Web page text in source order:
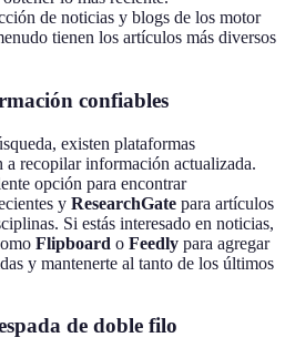
de noticias y blogs de los motor
tienen los artículos más diversos
confiables
existen plataformas
a recopilar información actualizada.
opción para encontrar
y ResearchGate para artículos
Si estás interesado en noticias,
Flipboard o Feedly para agregar
y mantenerte al tanto de los últimos
de doble filo